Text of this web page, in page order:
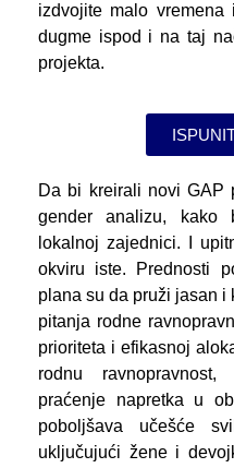
izdvojite malo
dugme ispod i na taj
projekta.
Da bi kreirali novi GAP
gender analizu,
lokalnoj zajednici. I
okviru iste. Prednosti
plana su da pruži jasan
pitanja rodne
prioriteta i efikasnoj
rodnu
praćenje napretka u
poboljšava učešće
uključujući žene i